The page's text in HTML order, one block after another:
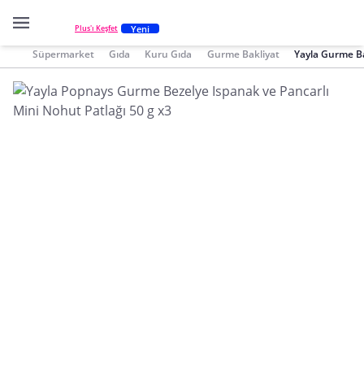
Plus'ı Keşfet Yeni
Süpermarket Gıda Kuru Gıda Gurme Bakliyat Yayla Gurme